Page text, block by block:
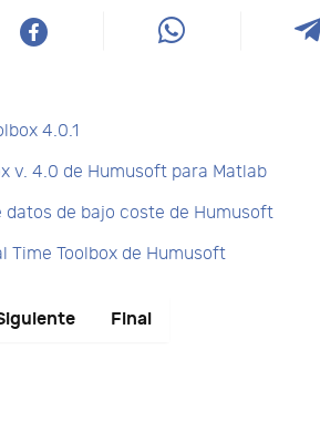
4.0.1
v. 4.0 de Humusoft para Matlab
de bajo coste de Humusoft
Time Toolbox de Humusoft
Final